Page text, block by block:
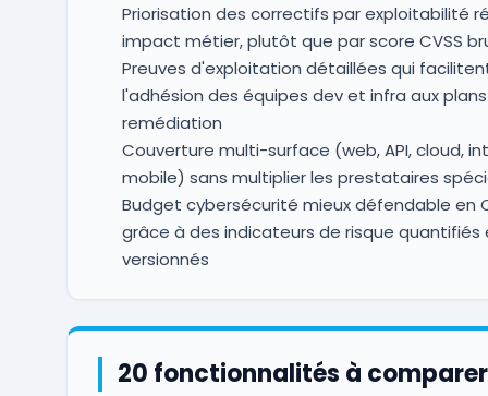
Priorisation des correctifs par exploitabilité
impact métier, plutôt que par score CVSS
Preuves d'exploitation détaillées qui
l'adhésion des équipes dev et infra aux
remédiation
Couverture multi-surface (web, API, cloud,
mobile) sans multiplier les prestataires
Budget cybersécurité mieux défendable en
grâce à des indicateurs de risque quantifiés
versionnés
20 fonctionnalités à comparer